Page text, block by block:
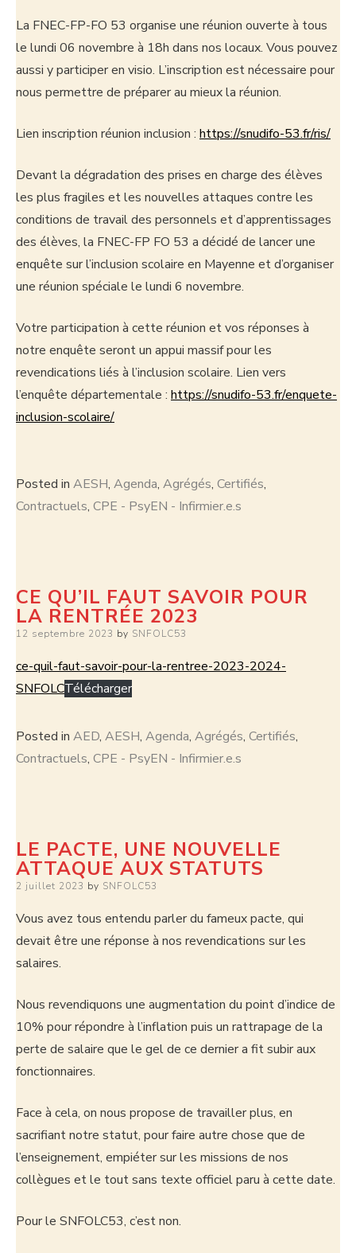
La FNEC-FP-FO 53 organise une réunion ouverte à tous
le lundi 06 novembre à 18h dans nos locaux. Vous pouvez
aussi y participer en visio. L’inscription est nécessaire pour
nous permettre de préparer au mieux la réunion.
Lien inscription réunion inclusion : https://snudifo-53.fr/ris/
Devant la dégradation des prises en charge des élèves
les plus fragiles et les nouvelles attaques contre les
conditions de travail des personnels et d’apprentissages
des élèves, la FNEC-FP FO 53 a décidé de lancer une
enquête sur l’inclusion scolaire en Mayenne et d’organiser
une réunion spéciale le lundi 6 novembre.
Votre participation à cette réunion et vos réponses à
notre enquête seront un appui massif pour les
revendications liés à l’inclusion scolaire. Lien vers
l’enquête départementale : https://snudifo-53.fr/enquete-
inclusion-scolaire/
Posted in AESH, Agenda, Agrégés, Certifiés,
Contractuels, CPE - PsyEN - Infirmier.e.s
CE QU’IL FAUT SAVOIR POUR
LA RENTRÉE 2023
12 septembre 2023 by SNFOLC53
ce-quil-faut-savoir-pour-la-rentree-2023-2024-
SNFOLCTélécharger
Posted in AED, AESH, Agenda, Agrégés, Certifiés,
Contractuels, CPE - PsyEN - Infirmier.e.s
LE PACTE, UNE NOUVELLE
ATTAQUE AUX STATUTS
2 juillet 2023 by SNFOLC53
Vous avez tous entendu parler du fameux pacte, qui
devait être une réponse à nos revendications sur les
salaires.
Nous revendiquons une augmentation du point d’indice de
10% pour répondre à l’inflation puis un rattrapage de la
perte de salaire que le gel de ce dernier a fit subir aux
fonctionnaires.
Face à cela, on nous propose de travailler plus, en
sacrifiant notre statut, pour faire autre chose que de
l’enseignement, empiéter sur les missions de nos
collègues et le tout sans texte officiel paru à cette date.
Pour le SNFOLC53, c’est non.